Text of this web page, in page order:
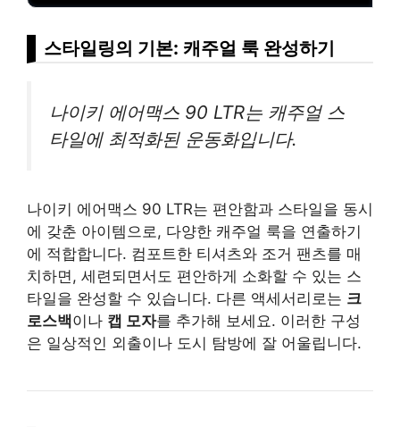
스타일링의 기본: 캐주얼 룩 완성하기
나이키 에어맥스 90 LTR는 캐주얼 스
타일에 최적화된 운동화입니다.
나이키 에어맥스 90 LTR는 편안함과 스타일을 동시
에 갖춘 아이템으로, 다양한 캐주얼 룩을 연출하기
에 적합합니다. 컴포트한 티셔츠와 조거 팬츠를 매
치하면, 세련되면서도 편안하게 소화할 수 있는 스
타일을 완성할 수 있습니다. 다른 액세서리로는 크
로스백이나 캡 모자를 추가해 보세요. 이러한 구성
은 일상적인 외출이나 도시 탐방에 잘 어울립니다.